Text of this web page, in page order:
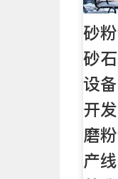
砂
砂
设
开
磨
产